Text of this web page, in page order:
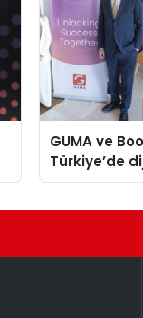
GUMA ve
Türkiye’de
verecek